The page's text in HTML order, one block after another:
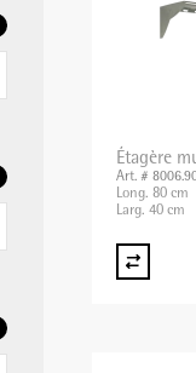
Étagère
Art. #
Long. 80 cm
Larg. 40 cm